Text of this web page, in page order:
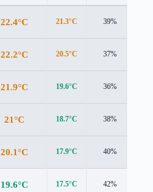
22.4°C 21.3°C 39%
22.2°C 20.5°C 37%
21.9°C 19.6°C 36%
21°C 18.7°C 38%
20.1°C 17.9°C 40%
19.6°C 17.5°C 42%